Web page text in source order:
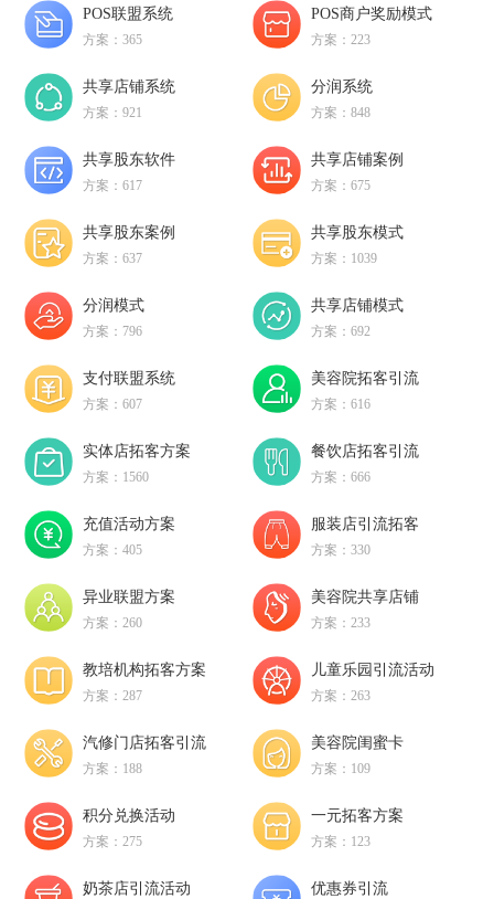
POS联盟系统
方案：365
POS商户奖励模式
方案：223
共享店铺系统
方案：921
分润系统
方案：848
共享股东软件
方案：617
共享店铺案例
方案：675
共享股东案例
方案：637
共享股东模式
方案：1039
分润模式
方案：796
共享店铺模式
方案：692
支付联盟系统
方案：607
美容院拓客引流
方案：616
实体店拓客方案
方案：1560
餐饮店拓客引流
方案：666
充值活动方案
方案：405
服装店引流拓客
方案：330
异业联盟方案
方案：260
美容院共享店铺
方案：233
教培机构拓客方案
方案：287
儿童乐园引流活动
方案：263
汽修门店拓客引流
方案：188
美容院闺蜜卡
方案：109
积分兑换活动
方案：275
一元拓客方案
方案：123
奶茶店引流活动 优惠券引流